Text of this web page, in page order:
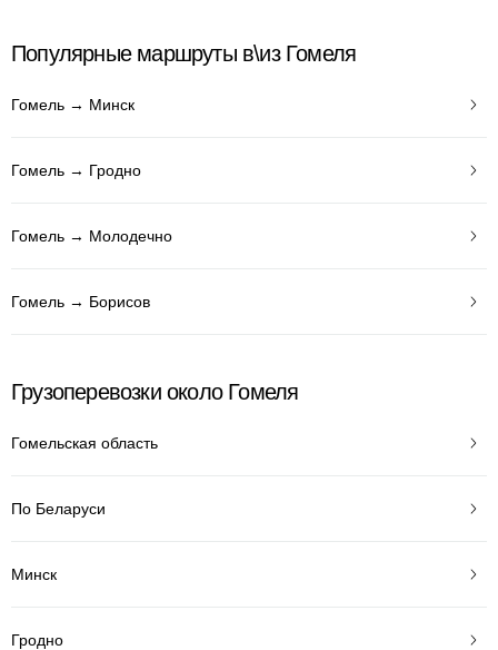
Популярные маршруты в\из Гомеля
Гомель → Минск
Гомель → Гродно
Гомель → Молодечно
Гомель → Борисов
Грузоперевозки около Гомеля
Гомельская область
По Беларуси
Минск
Гродно